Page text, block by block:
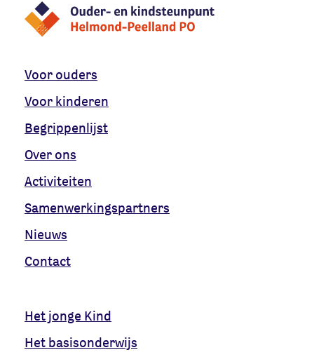
Voor ouders
Voor kinderen
Begrippenlijst
Over ons
Activiteiten
Samenwerkingspartners
Nieuws
Contact
Het jonge Kind
Het basisonderwijs